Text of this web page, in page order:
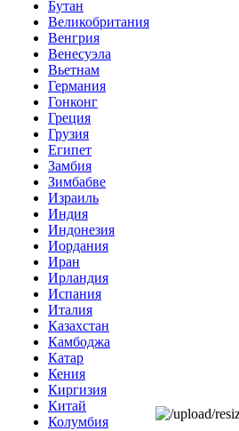
Бутан
Великобритания
Венгрия
Венесуэла
Вьетнам
Германия
Гонконг
Греция
Грузия
Египет
Замбия
Зимбабве
Израиль
Индия
Индонезия
Иордания
Иран
Ирландия
Испания
Италия
Казахстан
Камбоджа
Катар
Кения
Киргизия
Китай
Колумбия